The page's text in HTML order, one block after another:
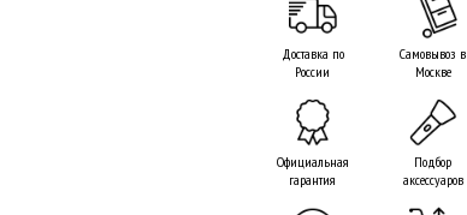
Самовывоз в
Москве
Подбор
аксессуаров
Доставка по
России
Официальная
гарантия